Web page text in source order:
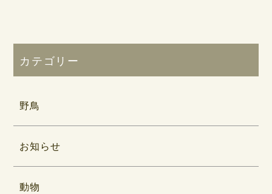
カテゴリー
野鳥
お知らせ
動物